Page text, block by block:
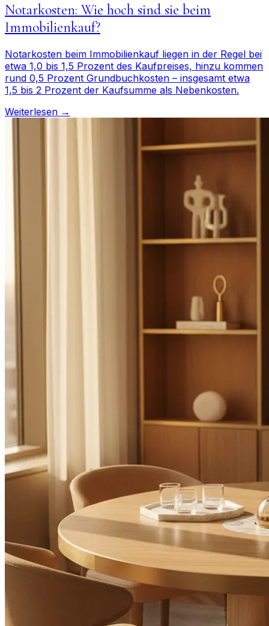
Notarkosten: Wie hoch sind sie beim
Immobilienkauf?
Notarkosten beim Immobilienkauf liegen in der Regel bei
etwa 1,0 bis 1,5 Prozent des Kaufpreises, hinzu kommen
rund 0,5 Prozent Grundbuchkosten – insgesamt etwa
1,5 bis 2 Prozent der Kaufsumme als Nebenkosten.
Weiterlesen →